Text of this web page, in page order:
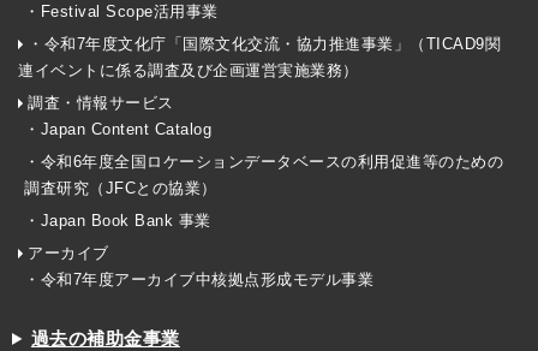
・Festival Scope活用事業
・令和7年度文化庁「国際文化交流・協力推進事業」（TICAD9関
連イベントに係る調査及び企画運営実施業務）
調査・情報サービス
・Japan Content Catalog
・令和6年度全国ロケーションデータベースの利用促進等のための
調査研究（JFCとの協業）
・Japan Book Bank 事業
アーカイブ
・令和7年度アーカイブ中核拠点形成モデル事業
過去の補助金事業